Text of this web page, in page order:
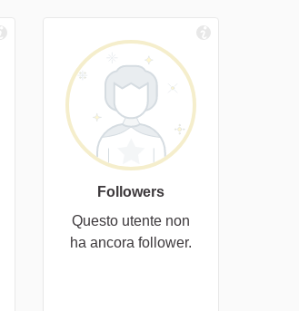
Followers
Questo utente non
ha ancora follower.